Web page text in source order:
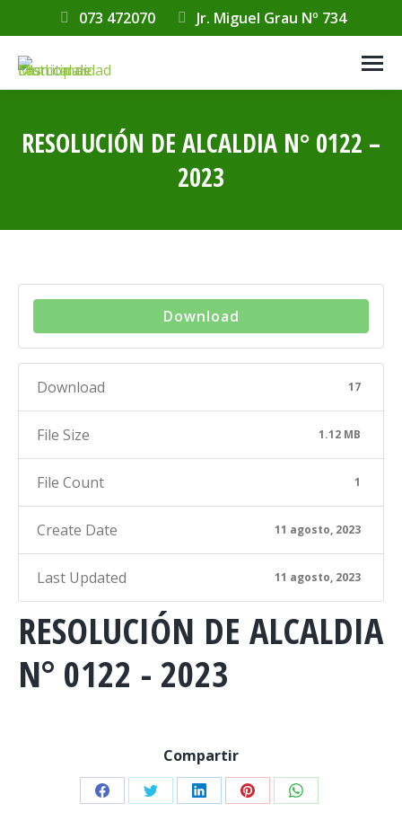
073 472070 Jr. Miguel Grau Nº 734
RESOLUCIÓN DE ALCALDIA N° 0122 –
2023
Download
Download 17
File Size 1.12 MB
File Count 1
Create Date 11 agosto, 2023
Last Updated 11 agosto, 2023
RESOLUCIÓN DE ALCALDIA
N° 0122 - 2023
Compartir
Share Share Share Share Share